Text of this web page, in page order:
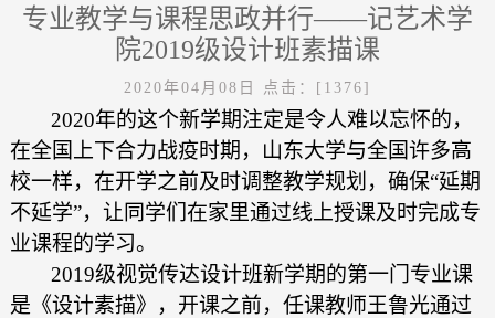
专业教学与课程思政并行——记艺术学
院2019级设计班素描课
2020年04月08日 点击：[ 1376]
2020年的这个新学期注定是令人难以忘怀的，
在全国上下合力战疫时期，山东大学与全国许多高
校一样，在开学之前及时调整教学规划，确保“延期
不延学”，让同学们在家里通过线上授课及时完成专
业课程的学习。
2019级视觉传达设计班新学期的第一门专业课
是《设计素描》，开课之前， 任课教师王鲁光通过